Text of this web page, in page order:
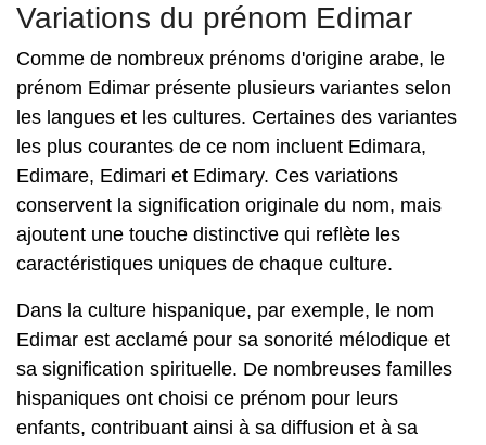
Variations du prénom Edimar
Comme de nombreux prénoms d'origine arabe, le
prénom Edimar présente plusieurs variantes selon
les langues et les cultures. Certaines des variantes
les plus courantes de ce nom incluent Edimara,
Edimare, Edimari et Edimary. Ces variations
conservent la signification originale du nom, mais
ajoutent une touche distinctive qui reflète les
caractéristiques uniques de chaque culture.
Dans la culture hispanique, par exemple, le nom
Edimar est acclamé pour sa sonorité mélodique et
sa signification spirituelle. De nombreuses familles
hispaniques ont choisi ce prénom pour leurs
enfants, contribuant ainsi à sa diffusion et à sa